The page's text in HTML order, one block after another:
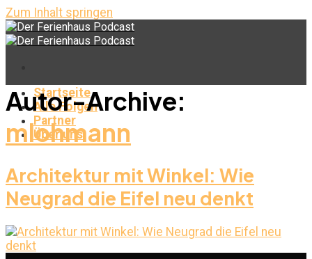
Zum Inhalt springen
Startseite
Alle Folgen
Partner
Über uns
Autor-Archive:
mlohmann
Architektur mit Winkel: Wie
Neugrad die Eifel neu denkt